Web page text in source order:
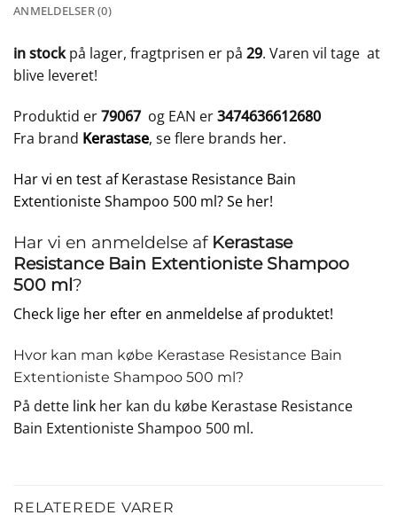
ANMELDELSER (0)
in stockpå lager, fragtprisen er på 29. Varen vil tage at
blive leveret!
Produktid er79067 og EAN er3474636612680
Fra brand Kerastase, se flere brands her.
Har vi en test af Kerastase Resistance Bain
Extentioniste Shampoo 500 ml? Se her!
Har vi en anmeldelse af Kerastase
Resistance Bain Extentioniste Shampoo
500 ml?
Check lige her efter en anmeldelse af produktet!
Hvor kan man købe Kerastase Resistance Bain
Extentioniste Shampoo 500 ml?
På dette link her kan du købe Kerastase Resistance
Bain Extentioniste Shampoo 500 ml.
RELATEREDE VARER